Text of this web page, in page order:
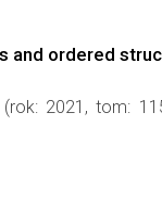
and ordered
(rok: 2021, tom: